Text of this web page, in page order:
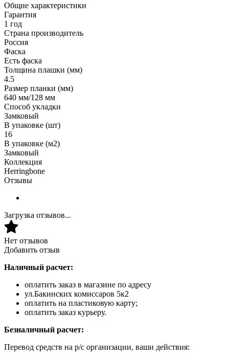
Общие характеристики
Гарантия
1 год
Страна производитель
Россия
Фаска
Есть фаска
Толщина плашки (мм)
4.5
Размер планки (мм)
640 мм/128 мм
Способ укладки
Замковый
В упаковке (шт)
16
В упаковке (м2)
Замковый
Коллекция
Herringbone
Отзывы
Загрузка отзывов...
Нет отзывов
Добавить отзыв
Наличный расчет:
оплатить заказ в магазине по адресу
ул.Бакинских комиссаров 5к2
оплатить на пластиковую карту;
оплатить заказ курьеру.
Безналичный расчет:
Перевод средств на р/с организации, ваши действия: